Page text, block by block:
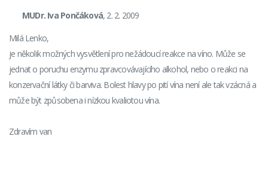
MUDr. Iva Pončáková, 2. 2. 2009
Milá Lenko,
je několik možných vysvětlení pro nežádoucí reakce na víno. Může se
jednat o poruchu enzymu zpravcovávajícího alkohol, nebo o reakci na
konzervační látky či barviva. Bolest hlavy po pití vína není ale tak vzácná a
může být způsobena i nízkou kvaliotou vína.
Zdravím van